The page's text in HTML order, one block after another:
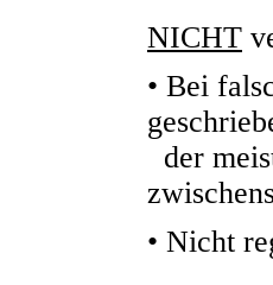
NICHT
• Bei
der
• Nicht